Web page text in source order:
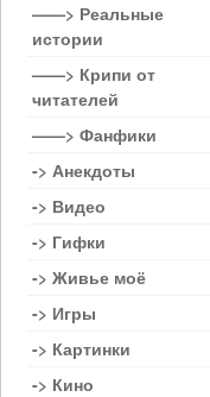
——> Реальные
истории
——> Крипи от
читателей
——> Фанфики
-> Анекдоты
-> Видео
-> Гифки
-> Живье моё
-> Игры
-> Картинки
-> Кино